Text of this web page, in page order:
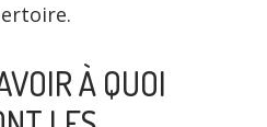
À QUOI